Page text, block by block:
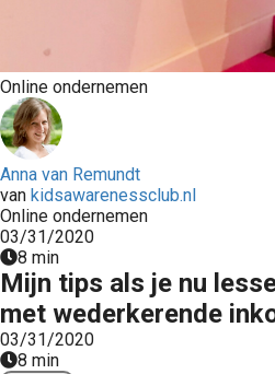
Online ondernemen
Anna van Remundt
van kidsawarenessclub.nl
Online ondernemen
03/31/2020
8 min
Mijn tips als je nu
met wederkerende
03/31/2020
8 min
te
over
van
op
gebruikt
te
de